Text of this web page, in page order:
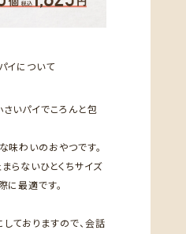
イについて
いパイでころんと包
味わいのおやつです。
まらないひとくちサイズ
に最適です。
ておりますので、会話